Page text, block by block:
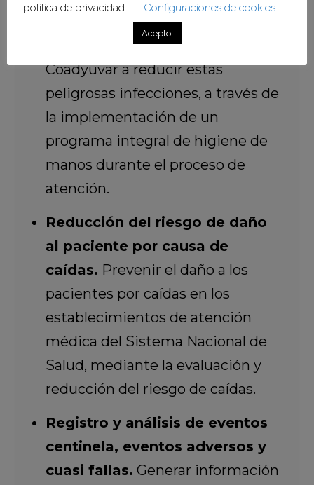
Infecciones Asociadas con la
Atención de la Salud (IAAS).
Coadyuvar a reducir estas
peligrosas infecciones, a través de
la implementación de un
programa integral de higiene de
manos durante el proceso de
atención.
Reducción del riesgo de daño
al paciente por causa de
caídas. Prevenir el daño a los
pacientes por caídas en los
establecimientos de atención
médica del Sistema Nacional de
Salud, mediante la evaluación y
reducción del riesgo de caídas.
Registro y análisis de eventos
centinela, eventos adversos y
cuasi fallas. Generar información
política de privacidad.
Configuraciones de cookies.
Acepto.